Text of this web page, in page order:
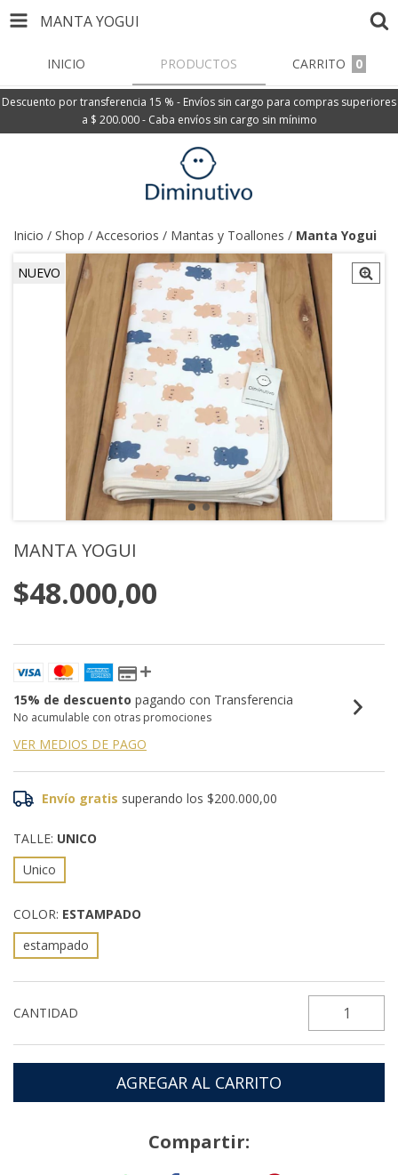
MANTA YOGUI
INICIO PRODUCTOS CARRITO 0
Descuento por transferencia 15 % - Envíos sin cargo para compras superiores
a $ 200.000 - Caba envíos sin cargo sin mínimo
Inicio / Shop / Accesorios / Mantas y Toallones / Manta Yogui
NUEVO
MANTA YOGUI
$48.000,00
15% de descuento pagando con Transferencia
No acumulable con otras promociones
VER MEDIOS DE PAGO
Envío gratis superando los$200.000,00
TALLE: UNICO
Unico
COLOR: ESTAMPADO
estampado
CANTIDAD
Compartir: